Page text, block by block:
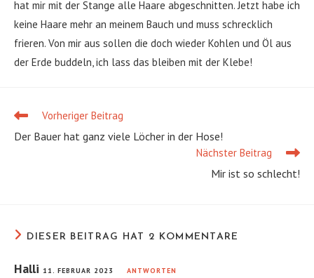
hat mir mit der Stange alle Haare abgeschnitten. Jetzt habe ich
keine Haare mehr an meinem Bauch und muss schrecklich
frieren. Von mir aus sollen die doch wieder Kohlen und Öl aus
der Erde buddeln, ich lass das bleiben mit der Klebe!
Weitere
ansehen
Vorheriger Beitrag
Der Bauer hat ganz viele Löcher in der Hose!
Nächster Beitrag
Mir ist so schlecht!
DIESER BEITRAG HAT 2 KOMMENTARE
Halli 11. FEBRUAR 2023 ANTWORTEN